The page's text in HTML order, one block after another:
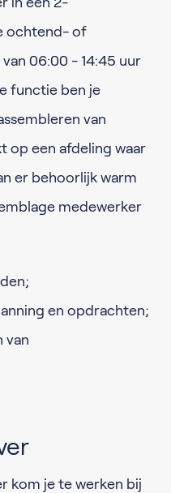
ochtend- of
06:00 - 14:45 uur
functie ben je
van
op een afdeling waar
er behoorlijk warm
medewerker
en opdrachten;
van
kom je te werken bij